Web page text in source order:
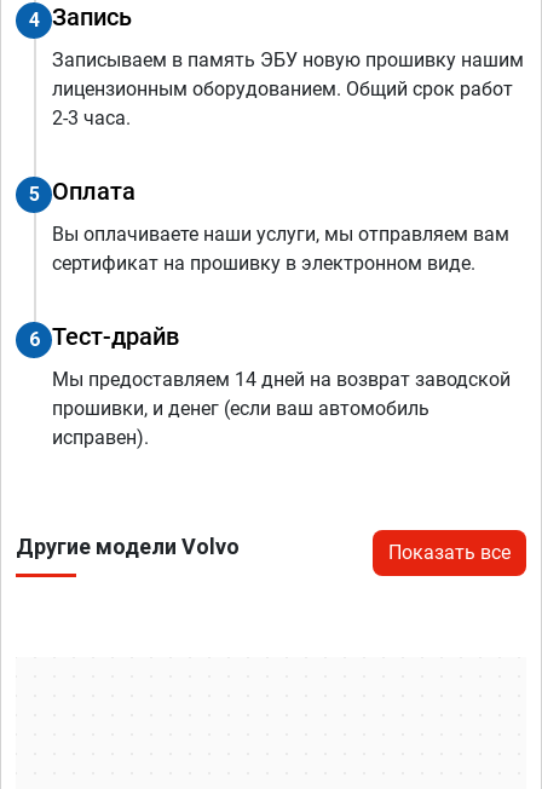
4 Запись
Записываем в память ЭБУ новую прошивку нашим
лицензионным оборудованием. Общий срок работ
2-3 часа.
5 Оплата
Вы оплачиваете наши услуги, мы отправляем вам
сертификат на прошивку в электронном виде.
6 Тест-драйв
Мы предоставляем 14 дней на возврат заводской
прошивки, и денег (если ваш автомобиль
исправен).
Другие модели Volvo Показать все